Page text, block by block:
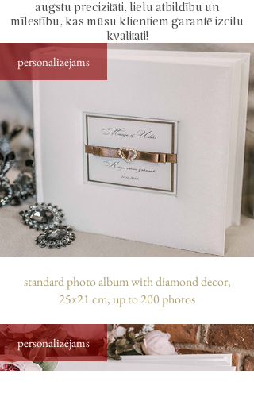
Izmērs: 19x16 cm
Ietilpība:Šajā foto albumā var
ievietot līdz 60 attēlus (30 lapas), kuri
ievietot dažādi – ar vienkāršu līmes
zīmuli, abpusējo skoču vai
speciālajiem “stūrīšiem”, kas
paredzēti fotogrāfiju pielīmēšanai.
Stūrīšus var pasūtīt pie mums sadaļā
“Aksesuāri”
augstu precizitāti, lielu atbildību un
mīlestību, kas mūsu klientiem garantē izcilu
kvalitāti!
personalizējams
standard photo album with diamond decor,
25x21 cm, up to 200 photos
personalizējams